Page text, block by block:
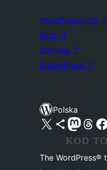
WordPress.com ↗
Matt ↗
bbPress ↗
BuddyPress ↗
Polska
Odwiedź nasze konto X (dawniej Twitter)
Odwiedź nasze konto Bluesky
Odwiedź nasze
Odwiedź
KOD
The WordPress®